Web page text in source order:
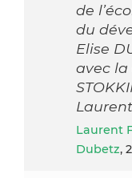
de
du
Elise
avec la
Laurent
Laurent
Dubetz,